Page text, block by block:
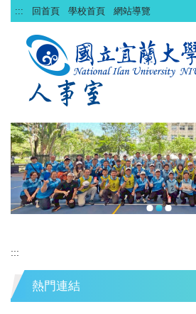
跳
到
::: 回首頁 學校首頁 網站導覽
:::
熱門連結